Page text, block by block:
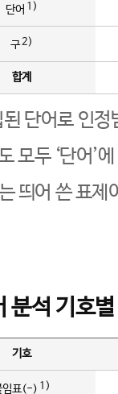
단어 1)
구2)
합계
단어로 인정
모두 ‘단어’
띄어 쓴 표
분석 기호
기호
임표(-) 1)